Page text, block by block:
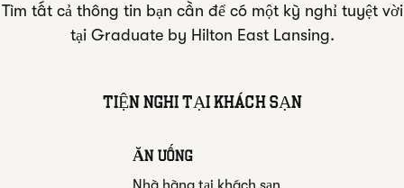
Tìm tất cả thông tin bạn cần để có một kỳ nghỉ tuyệt vời
tại Graduate by Hilton East Lansing.
TIỆN NGHI TẠI KHÁCH SẠN
ĂN UỐNG